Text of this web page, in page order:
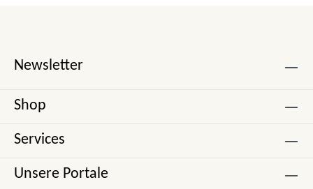
Newsletter
Shop
Services
Unsere Portale